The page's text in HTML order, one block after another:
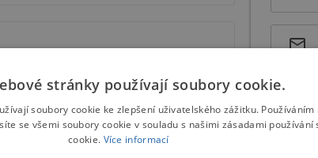
stránky používají soubory cookie.
soubory cookie ke zlepšení uživatelského zážitku. Používáním
se všemi soubory cookie v souladu s našimi zásadami používání
cookie. Více informací